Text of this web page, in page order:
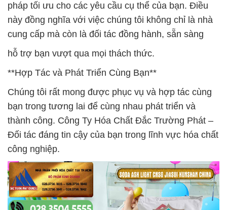
pháp tối ưu cho các yêu cầu cụ thể của bạn. Điều
này đồng nghĩa với việc chúng tôi không chỉ là nhà
cung cấp mà còn là đối tác đồng hành, sẵn sàng
hỗ trợ bạn vượt qua mọi thách thức.
**Hợp Tác và Phát Triển Cùng Bạn**
Chúng tôi rất mong được phục vụ và hợp tác cùng
bạn trong tương lai để cùng nhau phát triển và
thành công. Công Ty Hóa Chất Đắc Trường Phát –
Đối tác đáng tin cậy của bạn trong lĩnh vực hóa chất
công nghiệp.